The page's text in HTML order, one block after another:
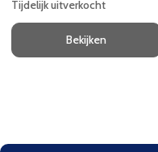
Tijdelijk uitverkocht
Bekijken